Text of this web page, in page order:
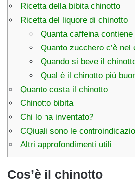
Ricetta della bibita chinotto
Ricetta del liquore di chinotto
Quanta caffeina
Quanto zucchero c’è nel
Quando si beve il
Qual è il chinotto più
Quanto costa il chinotto
Chinotto bibita
Chi lo ha inventato?
CQiuali sono le
Altri approfondimenti utili
Cos’è il chinotto